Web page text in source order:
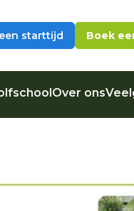
starttijd Boek
Over ons